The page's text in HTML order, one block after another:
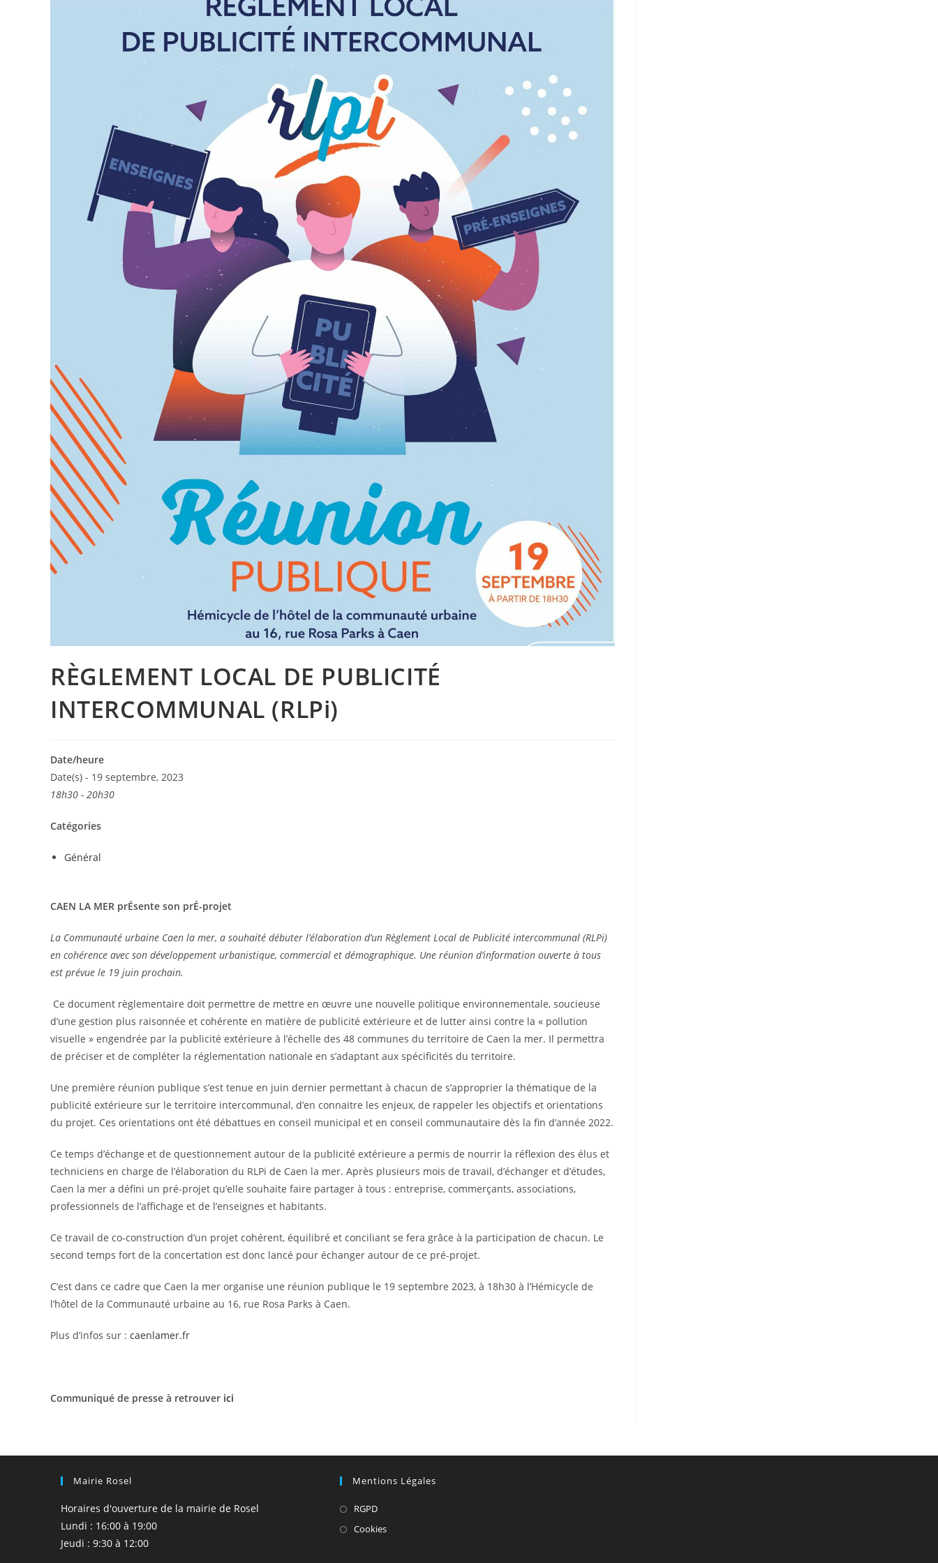
RÈGLEMENT LOCAL DE PUBLICITÉ
INTERCOMMUNAL (RLPi)
Date/heure
Date(s) - 19 septembre, 2023
18h30 - 20h30
Catégories
Général
CAEN LA MER prÉsente son prÉ-projet
La Communauté urbaine Caen la mer, a souhaité débuter l’élaboration d’un Règlement Local de Publicité intercommunal (RLPi)
en cohérence avec son développement urbanistique, commercial et démographique. Une réunion d’information ouverte à tous
est prévue le 19 juin prochain.
Ce document règlementaire doit permettre de mettre en œuvre une nouvelle politique environnementale, soucieuse
d’une gestion plus raisonnée et cohérente en matière de publicité extérieure et de lutter ainsi contre la « pollution
visuelle » engendrée par la publicité extérieure à l’échelle des 48 communes du territoire de Caen la mer. Il permettra
de préciser et de compléter la réglementation nationale en s’adaptant aux spécificités du territoire.
Une première réunion publique s’est tenue en juin dernier permettant à chacun de s’approprier la thématique de la
publicité extérieure sur le territoire intercommunal, d’en connaitre les enjeux, de rappeler les objectifs et orientations
du projet. Ces orientations ont été débattues en conseil municipal et en conseil communautaire dès la fin d’année 2022.
Ce temps d’échange et de questionnement autour de la publicité extérieure a permis de nourrir la réflexion des élus et
techniciens en charge de l’élaboration du RLPi de Caen la mer. Après plusieurs mois de travail, d’échanger et d’études,
Caen la mer a défini un pré-projet qu’elle souhaite faire partager à tous : entreprise, commerçants, associations,
professionnels de l’affichage et de l’enseignes et habitants.
Ce travail de co-construction d’un projet cohérent, équilibré et conciliant se fera grâce à la participation de chacun. Le
second temps fort de la concertation est donc lancé pour échanger autour de ce pré-projet.
C’est dans ce cadre que Caen la mer organise une réunion publique le 19 septembre 2023, à 18h30 à l’Hémicycle de
l’hôtel de la Communauté urbaine au 16, rue Rosa Parks à Caen.
Plus d’infos sur : caenlamer.fr
Communiqué de presse à retrouver ici
Mairie Rosel
Horaires d'ouverture de la mairie de Rosel
Lundi : 16:00 à 19:00
Jeudi : 9:30 à 12:00
Mentions Légales
RGPDS’ouvre
dans
CookiesS’ouvre